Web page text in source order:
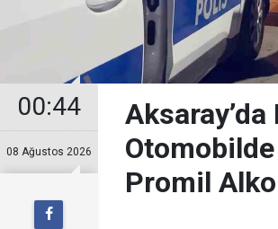
00:44
08 Ağustos 2026
Promil